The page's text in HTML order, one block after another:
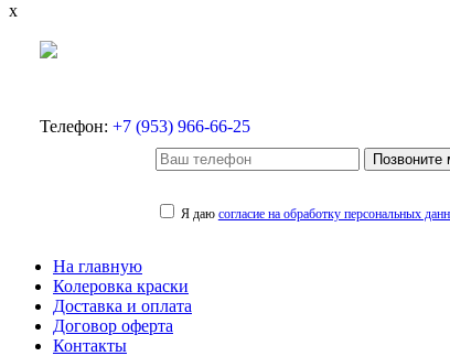
x
Телефон: +7 (953) 966-66-25
Позвоните
Я даю согласие на обработку персональных
На главную
Колеровка краски
Доставка и оплата
Договор оферта
Контакты